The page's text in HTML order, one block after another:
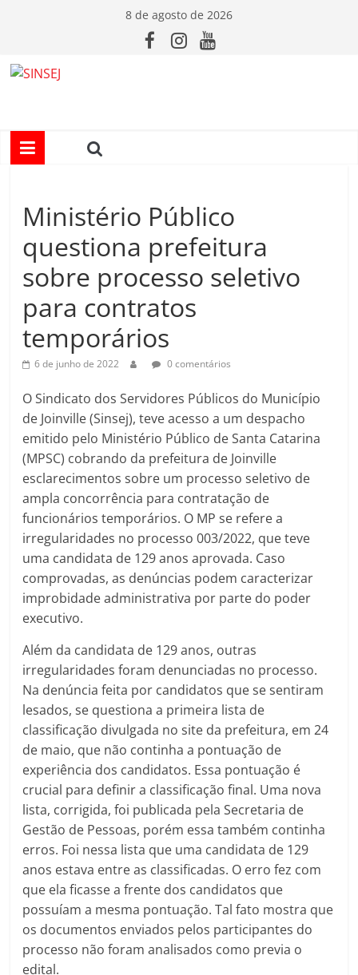
conteúdo
8 de agosto de 2026
I
S
E
Ministério Público
questiona prefeitura
sobre processo seletivo
para contratos
temporários
6 de junho de 2022 0 comentários
O Sindicato dos Servidores Públicos do Município
de Joinville (Sinsej), teve acesso a um despacho
emitido pelo Ministério Público de Santa Catarina
(MPSC) cobrando da prefeitura de Joinville
esclarecimentos sobre um processo seletivo de
ampla concorrência para contratação de
funcionários temporários. O MP se refere a
irregularidades no processo 003/2022, que teve
uma candidata de 129 anos aprovada. Caso
comprovadas, as denúncias podem caracterizar
improbidade administrativa por parte do poder
executivo.
Além da candidata de 129 anos, outras
irregularidades foram denunciadas no processo.
Na denúncia feita por candidatos que se sentiram
lesados, se questiona a primeira lista de
classificação divulgada no site da prefeitura, em 24
de maio, que não continha a pontuação de
experiência dos candidatos. Essa pontuação é
crucial para definir a classificação final. Uma nova
lista, corrigida, foi publicada pela Secretaria de
Gestão de Pessoas, porém essa também continha
erros. Foi nessa lista que uma candidata de 129
anos estava entre as classificadas. O erro fez com
que ela ficasse a frente dos candidatos que
possuíam a mesma pontuação. Tal fato mostra que
os documentos enviados pelos participantes do
processo não foram analisados como previa o
edital.